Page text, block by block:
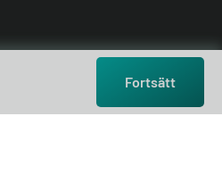
Fortsätt